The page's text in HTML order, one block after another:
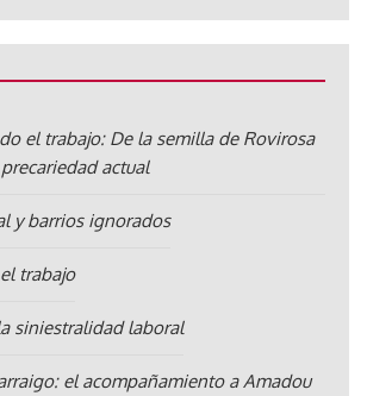
el trabajo: De la semilla de Rovirosa
actual
y barrios ignorados
trabajo
siniestralidad laboral
el acompañamiento a Amadou